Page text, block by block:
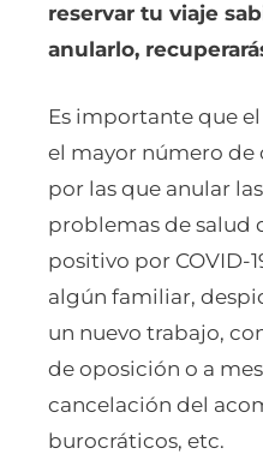
reservar tu viaje
anularlo,
Es importante que
el mayor número de
por las que anular
problemas de salud
positivo por COVID-
algún familiar,
un nuevo trabajo,
de oposición o a
cancelación del
burocráticos, etc.